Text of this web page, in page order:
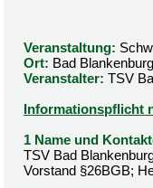
Veranstaltung:
Ort: Bad Blankenburg
Veranstalter: TSV
Informationspflicht
1 Name und
TSV Bad
Vorstand §26BGB;